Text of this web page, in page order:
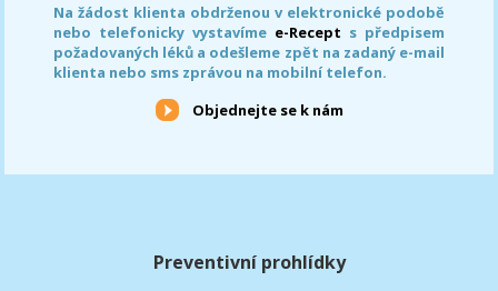
Na žádost klienta obdrženou v elektronické podobě
nebo telefonicky vystavíme e-Recept s předpisem
požadovaných léků a odešleme zpět na zadaný e-mail
klienta nebo sms zprávou na mobilní telefon.
Objednejte se k nám
Preventivní prohlídky